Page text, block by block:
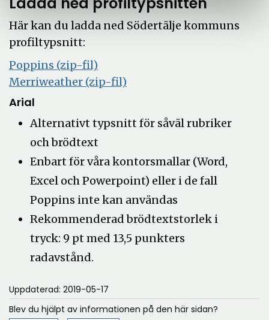
Här kan du ladda ned Södertälje kommuns
profiltypsnitt:
Poppins (zip-fil)
i
Merriweather (zip-fil)
fönster
Arial
Alternativt typsnitt för såväl rubriker
och brödtext
Enbart för våra kontorsmallar (Word,
Excel och Powerpoint) eller i de fall
Poppins inte kan användas
Rekommenderad brödtextstorlek i
tryck: 9 pt med 13,5 punkters
radavstånd.
Uppdaterad: 2019-05-17
Blev du hjälpt av informationen på den här sidan?